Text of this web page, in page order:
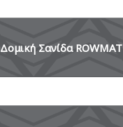
Δομική Σανίδα ROWMAT